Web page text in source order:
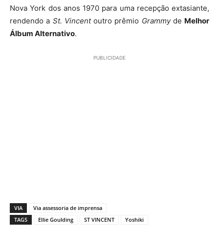
Nova York dos anos 1970 para uma recepção extasiante,
rendendo a St. Vincentoutro prêmio Grammyde Melhor
Álbum Alternativo.
PUBLICIDADE
VIA
Via assessoria de imprensa
TAGS
Ellie Goulding ST VINCENT Yoshiki